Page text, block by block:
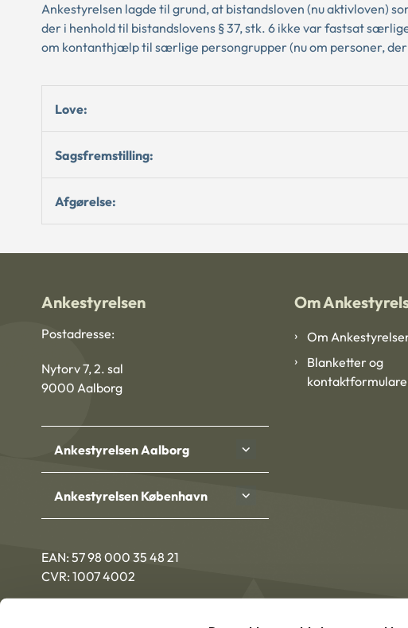
Ankestyrelsen lagde til grund, at bistandsloven (nu aktivloven)
der i henhold til bistandslovens § 37, stk. 6 ikke var fastsat
om kontanthjælp til særlige persongrupper (nu om personer,
Love:
Sagsfremstilling:
Afgørelse:
Ankestyrelsen
Postadresse:
Nytorv 7, 2. sal
9000 Aalborg
Ankestyrelsen Aalborg
Ankestyrelsen København
EAN: 57 98 000 35 48 21
CVR: 1007 4002
Om
Om
Blanketter og